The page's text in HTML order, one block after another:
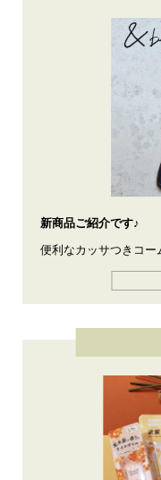
新商品ご紹介です♪
便利なカッサつきコー